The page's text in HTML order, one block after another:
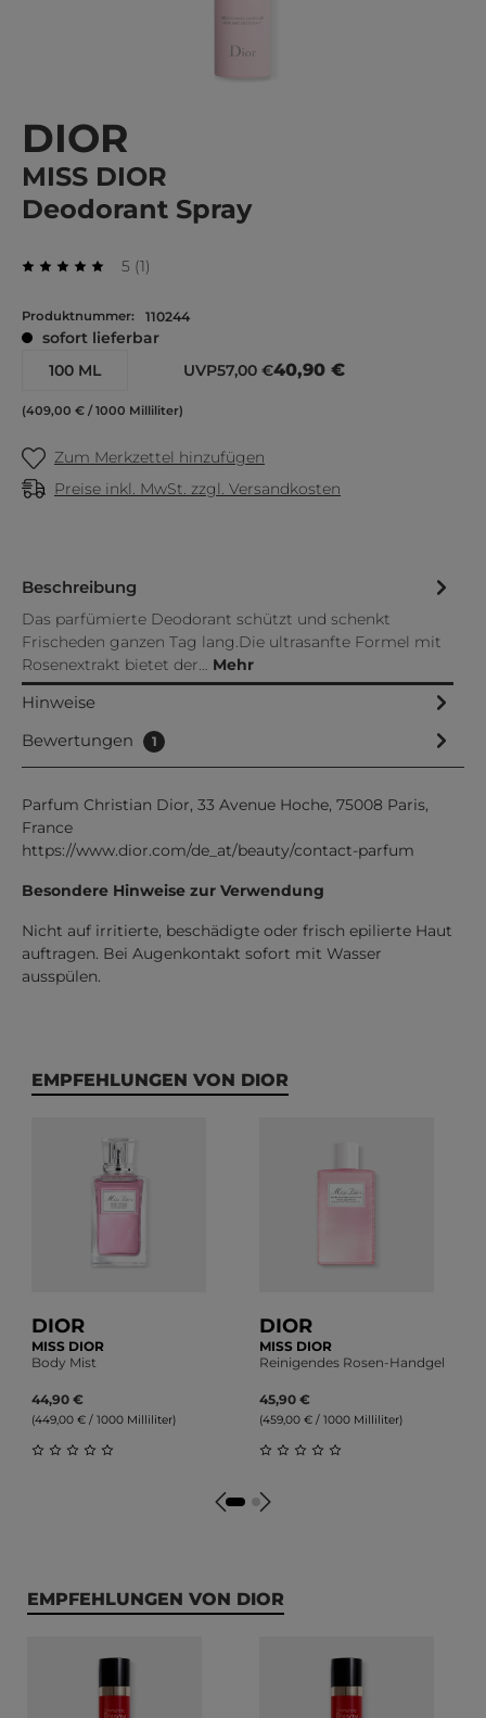
DIOR
MISS DIOR
Deodorant Spray
5
Durchschnittliche Bewertung von 5 von 5
(1)
Bewertung
Produktnummer: 110244
sofort lieferbar
100 ML
(409,00 € / 1000 Milliliter)
UVP57,00 €40,90 €
Zum Merkzettel hinzufügen
Preise inkl. MwSt. zzgl. Versandkosten
Beschreibung
Das parfümierte Deodorant schützt und schenkt
Frischeden ganzen Tag lang.Die ultrasanfte Formel mit
Rosenextrakt bietet der… Mehr
Hinweise
Bewertungen
1
Parfum Christian Dior, 33 Avenue Hoche, 75008 Paris,
France
https://www.dior.com/de_at/beauty/contact-parfum
Besondere Hinweise zur Verwendung
Nicht auf irritierte, beschädigte oder frisch epilierte Haut
auftragen. Bei Augenkontakt sofort mit Wasser
ausspülen.
Produktgalerie überspringen
EMPFEHLUNGEN VON DIOR
DIOR
MISS DIOR
Body Mist
44,90 €
(449,00 € / 1000 Milliliter)
DIOR
MISS DIOR
Reinigendes Rosen-Handgel
45,90 €
(459,00 € / 1000 Milliliter)
Produktgalerie überspringen
EMPFEHLUNGEN VON DIOR